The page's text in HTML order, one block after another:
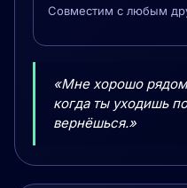
Совместим с любым
«Мне хорошо
когда ты уходишь
вернёшься.»